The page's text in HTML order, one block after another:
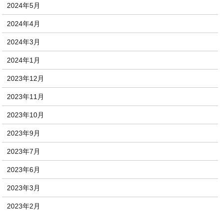
2024年5月
2024年4月
2024年3月
2024年1月
2023年12月
2023年11月
2023年10月
2023年9月
2023年7月
2023年6月
2023年3月
2023年2月